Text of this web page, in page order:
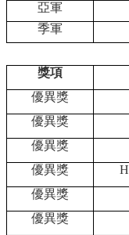
亞軍
季軍
獎項
優異獎
優異獎
優異獎
優異獎
優異獎
優異獎